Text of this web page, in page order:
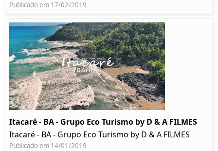
Publicado em 17/02/2019
Itacaré - BA - Grupo Eco Turismo by D & A FILMES
Itacaré - BA - Grupo Eco Turismo by D & A FILMES
Publicado em 14/01/2019